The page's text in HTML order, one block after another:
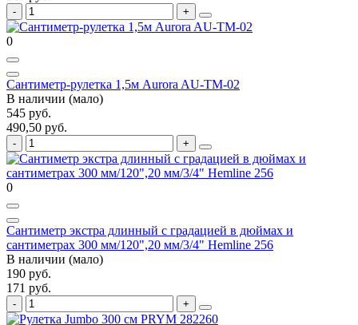
0
Сантиметр-рулетка 1,5м Aurora AU-TM-02
В наличии (мало)
545 руб.
490,50 руб.
0
Сантиметр экстра длинный с градацией в дюймах и
сантиметрах 300 мм/120",20 мм/3/4" Hemline 256
В наличии (мало)
190 руб.
171 руб.